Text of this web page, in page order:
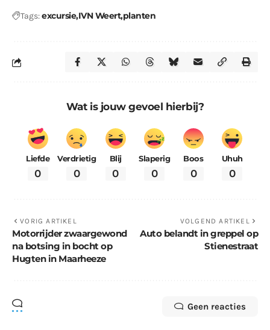
Tags:excursieIVN Weertplanten
Wat is jouw gevoel hierbij?
Liefde
0
Verdrietig
0
Blij
0
Slaperig
0
Boos
0
Uhuh
0
VORIG ARTIKEL
Motorrijder zwaargewond
na botsing in bocht op
Hugten in Maarheeze
VOLGEND ARTIKEL
Auto belandt in greppel op
Stienestraat
Geen reacties